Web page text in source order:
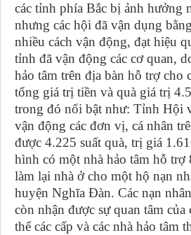
các tỉnh phía Bắc bị ảnh hưởng
nhưng các hội đã vận dụng
nhiều cách vận động, đạt hiệu
tỉnh đã vận động các cơ quan,
hảo tâm trên địa bàn hỗ trợ cho
tổng giá trị tiền và quà giá trị
trong đó nổi bật như: Tỉnh Hội
vận động các đơn vị, cá nhân
được 4.225 suất quà, trị giá
hình có một nhà hảo tâm hỗ trợ
làm lại nhà ở cho một hộ nạn
huyện Nghĩa Đàn. Các nạn
còn nhận được sự quan tâm
thể các cấp và các nhà hảo tâm